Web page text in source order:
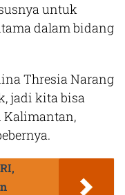
untuk
dalam bidang
Thresia Narang
jadi kita bisa
Kalimantan,